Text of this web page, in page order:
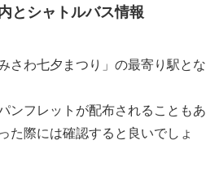
とシャトルバス情報
さわ七夕まつり」の最寄り駅とな
ンフレットが配布されることもあ
た際には確認すると良いでしょ